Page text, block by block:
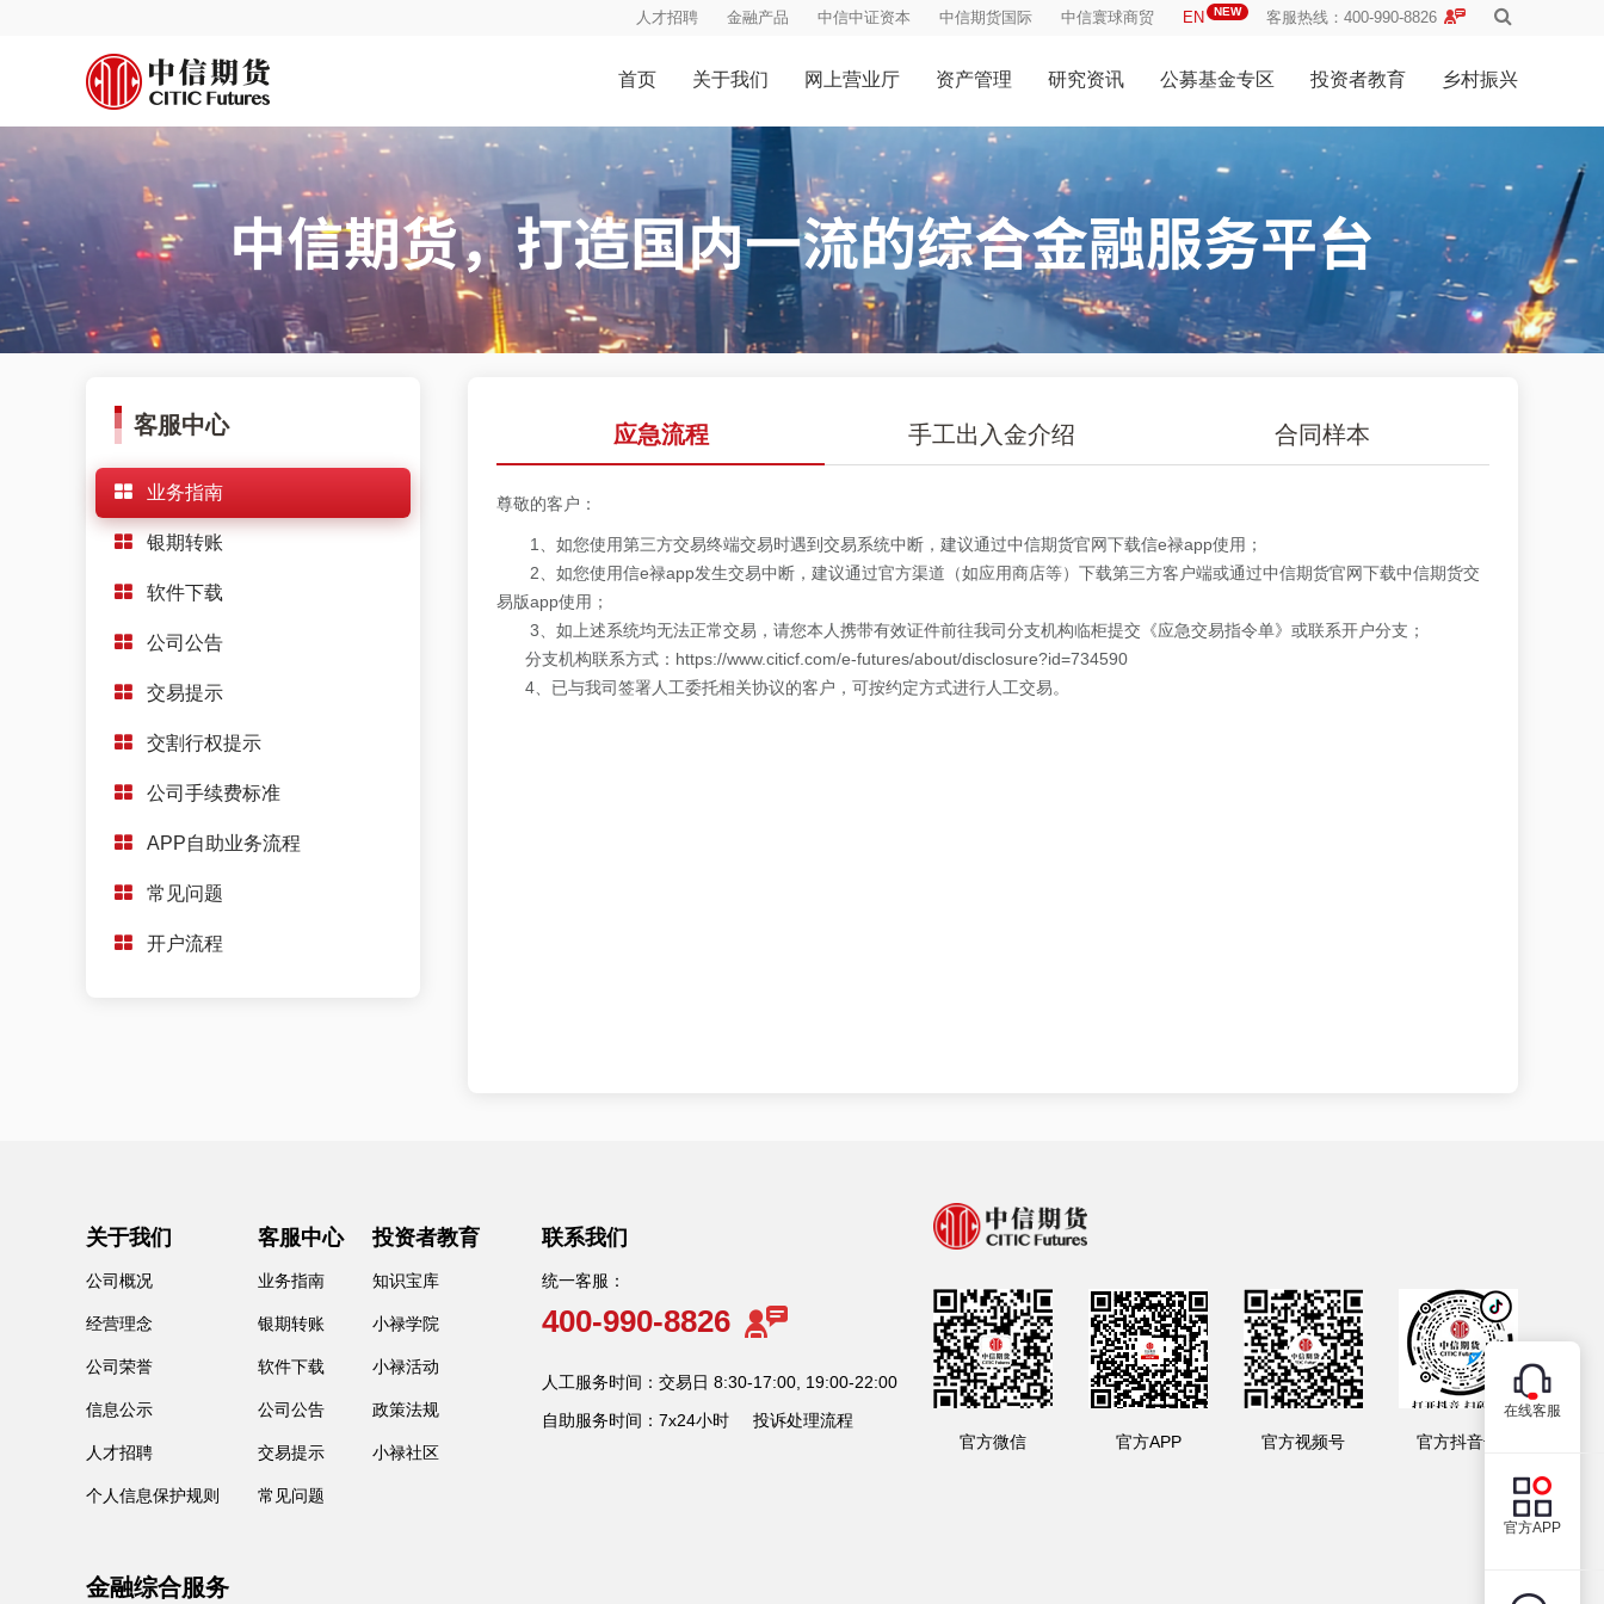
人才招聘 金融产品 中信中证资本 中信期货国际 中信寰球商贸 EN NEW 客服热线：400-990-8826
首页 关于我们 网上营业厅 资产管理 研究资讯 公募基金专区 投资者教育 乡村振兴
客服中心
业务指南
银期转账
软件下载
公司公告
交易提示
交割行权提示
公司手续费标准
APP自助业务流程
常见问题
开户流程
应急流程 手工出入金介绍 合同样本
尊敬的客户：
1、如您使用第三方交易终端交易时遇到交易系统中断，建议通过中信期货官网下载信e禄app使用；
2、如您使用信e禄app发生交易中断，建议通过官方渠道（如应用商店等）下载第三方客户端或通过中信期货官网下载中信期货交
易版app使用；
3、如上述系统均无法正常交易，请您本人携带有效证件前往我司分支机构临柜提交《应急交易指令单》或联系开户分支；
分支机构联系方式：https://www.citicf.com/e-futures/about/disclosure?id=734590
4、已与我司签署人工委托相关协议的客户，可按约定方式进行人工交易。
关于我们
公司概况
经营理念
公司荣誉
信息公示
人才招聘
个人信息保护规则
客服中心
业务指南
银期转账
软件下载
公司公告
交易提示
常见问题
投资者教育
知识宝库
小禄学院
小禄活动
政策法规
小禄社区
联系我们
统一客服：
400-990-8826
人工服务时间：交易日 8:30-17:00, 19:00-22:00
自助服务时间：7x24小时 投诉处理流程
官方微信
官方APP 官方视频号 官方抖音号
金融综合服务
在线客服
官方APP